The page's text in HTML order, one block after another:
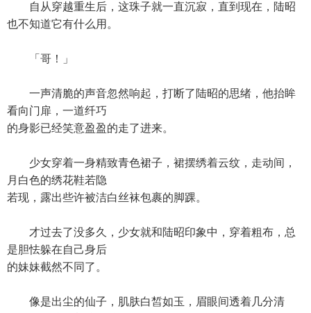
自从穿越重生后，这珠子就一直沉寂，直到现在，陆昭
也不知道它有什么用。
「哥！」
一声清脆的声音忽然响起，打断了陆昭的思绪，他抬眸
看向门扉，一道纤巧
的身影已经笑意盈盈的走了进来。
少女穿着一身精致青色裙子，裙摆绣着云纹，走动间，
月白色的绣花鞋若隐
若现，露出些许被洁白丝袜包裹的脚踝。
才过去了没多久，少女就和陆昭印象中，穿着粗布，总
是胆怯躲在自己身后
的妹妹截然不同了。
像是出尘的仙子，肌肤白皙如玉，眉眼间透着几分清